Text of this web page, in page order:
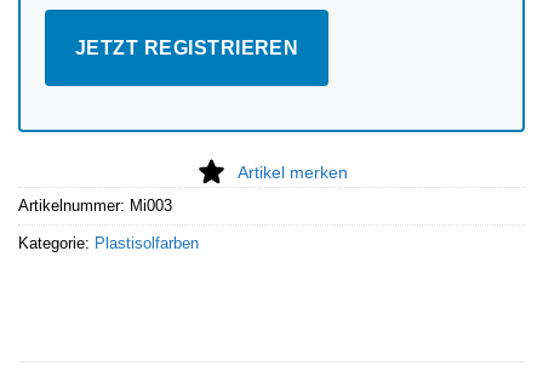
JETZT REGISTRIEREN
Artikel merken
Artikelnummer: Mi003
Kategorie: Plastisolfarben